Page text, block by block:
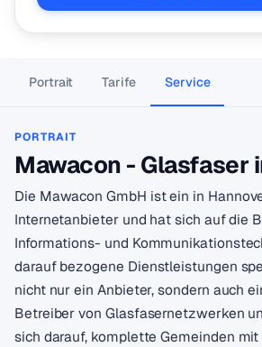
Portrait Tarife Service
PORTRAIT
Mawacon - Glasfaser
Die Mawacon GmbH ist ein in
Internetanbieter und hat sich auf die
Informations- und
darauf bezogene Dienstleistungen
nicht nur ein Anbieter, sondern auch
Betreiber von Glasfasernetzwerken
sich darauf, komplette Gemeinden